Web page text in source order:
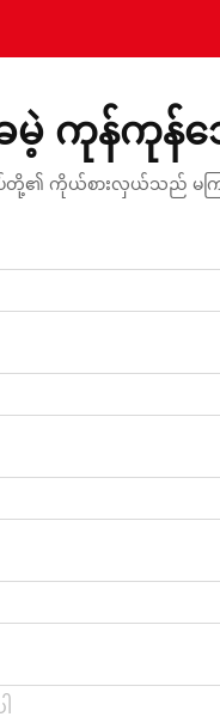
ကုန်ကုန်သ
တို့၏ ကိုယ်စားလှယ်သည် မ